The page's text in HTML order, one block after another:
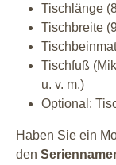
Tischlänge
Tischbreite
Tischfuß
u. v. m.)
Optional:
Haben Sie ein
den